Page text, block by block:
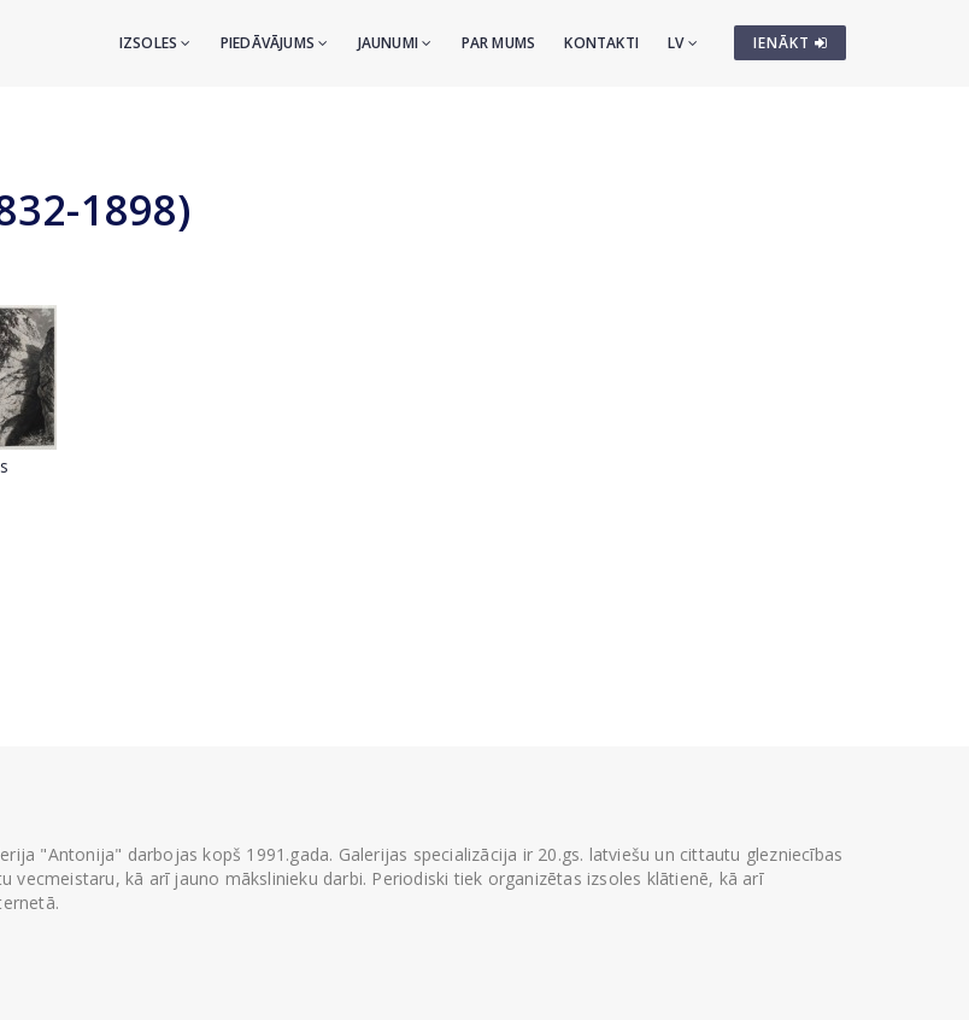
IENĀKT
IZSOLES PIEDĀVĀJUMS JAUNUMI PAR MUMS KONTAKTI LV
1898)
"Antonija" darbojas kopš 1991.gada. Galerijas specializācija ir 20.gs. latviešu un cittautu glezniecības
vecmeistaru, kā arī jauno mākslinieku darbi. Periodiski tiek organizētas izsoles klātienē, kā arī